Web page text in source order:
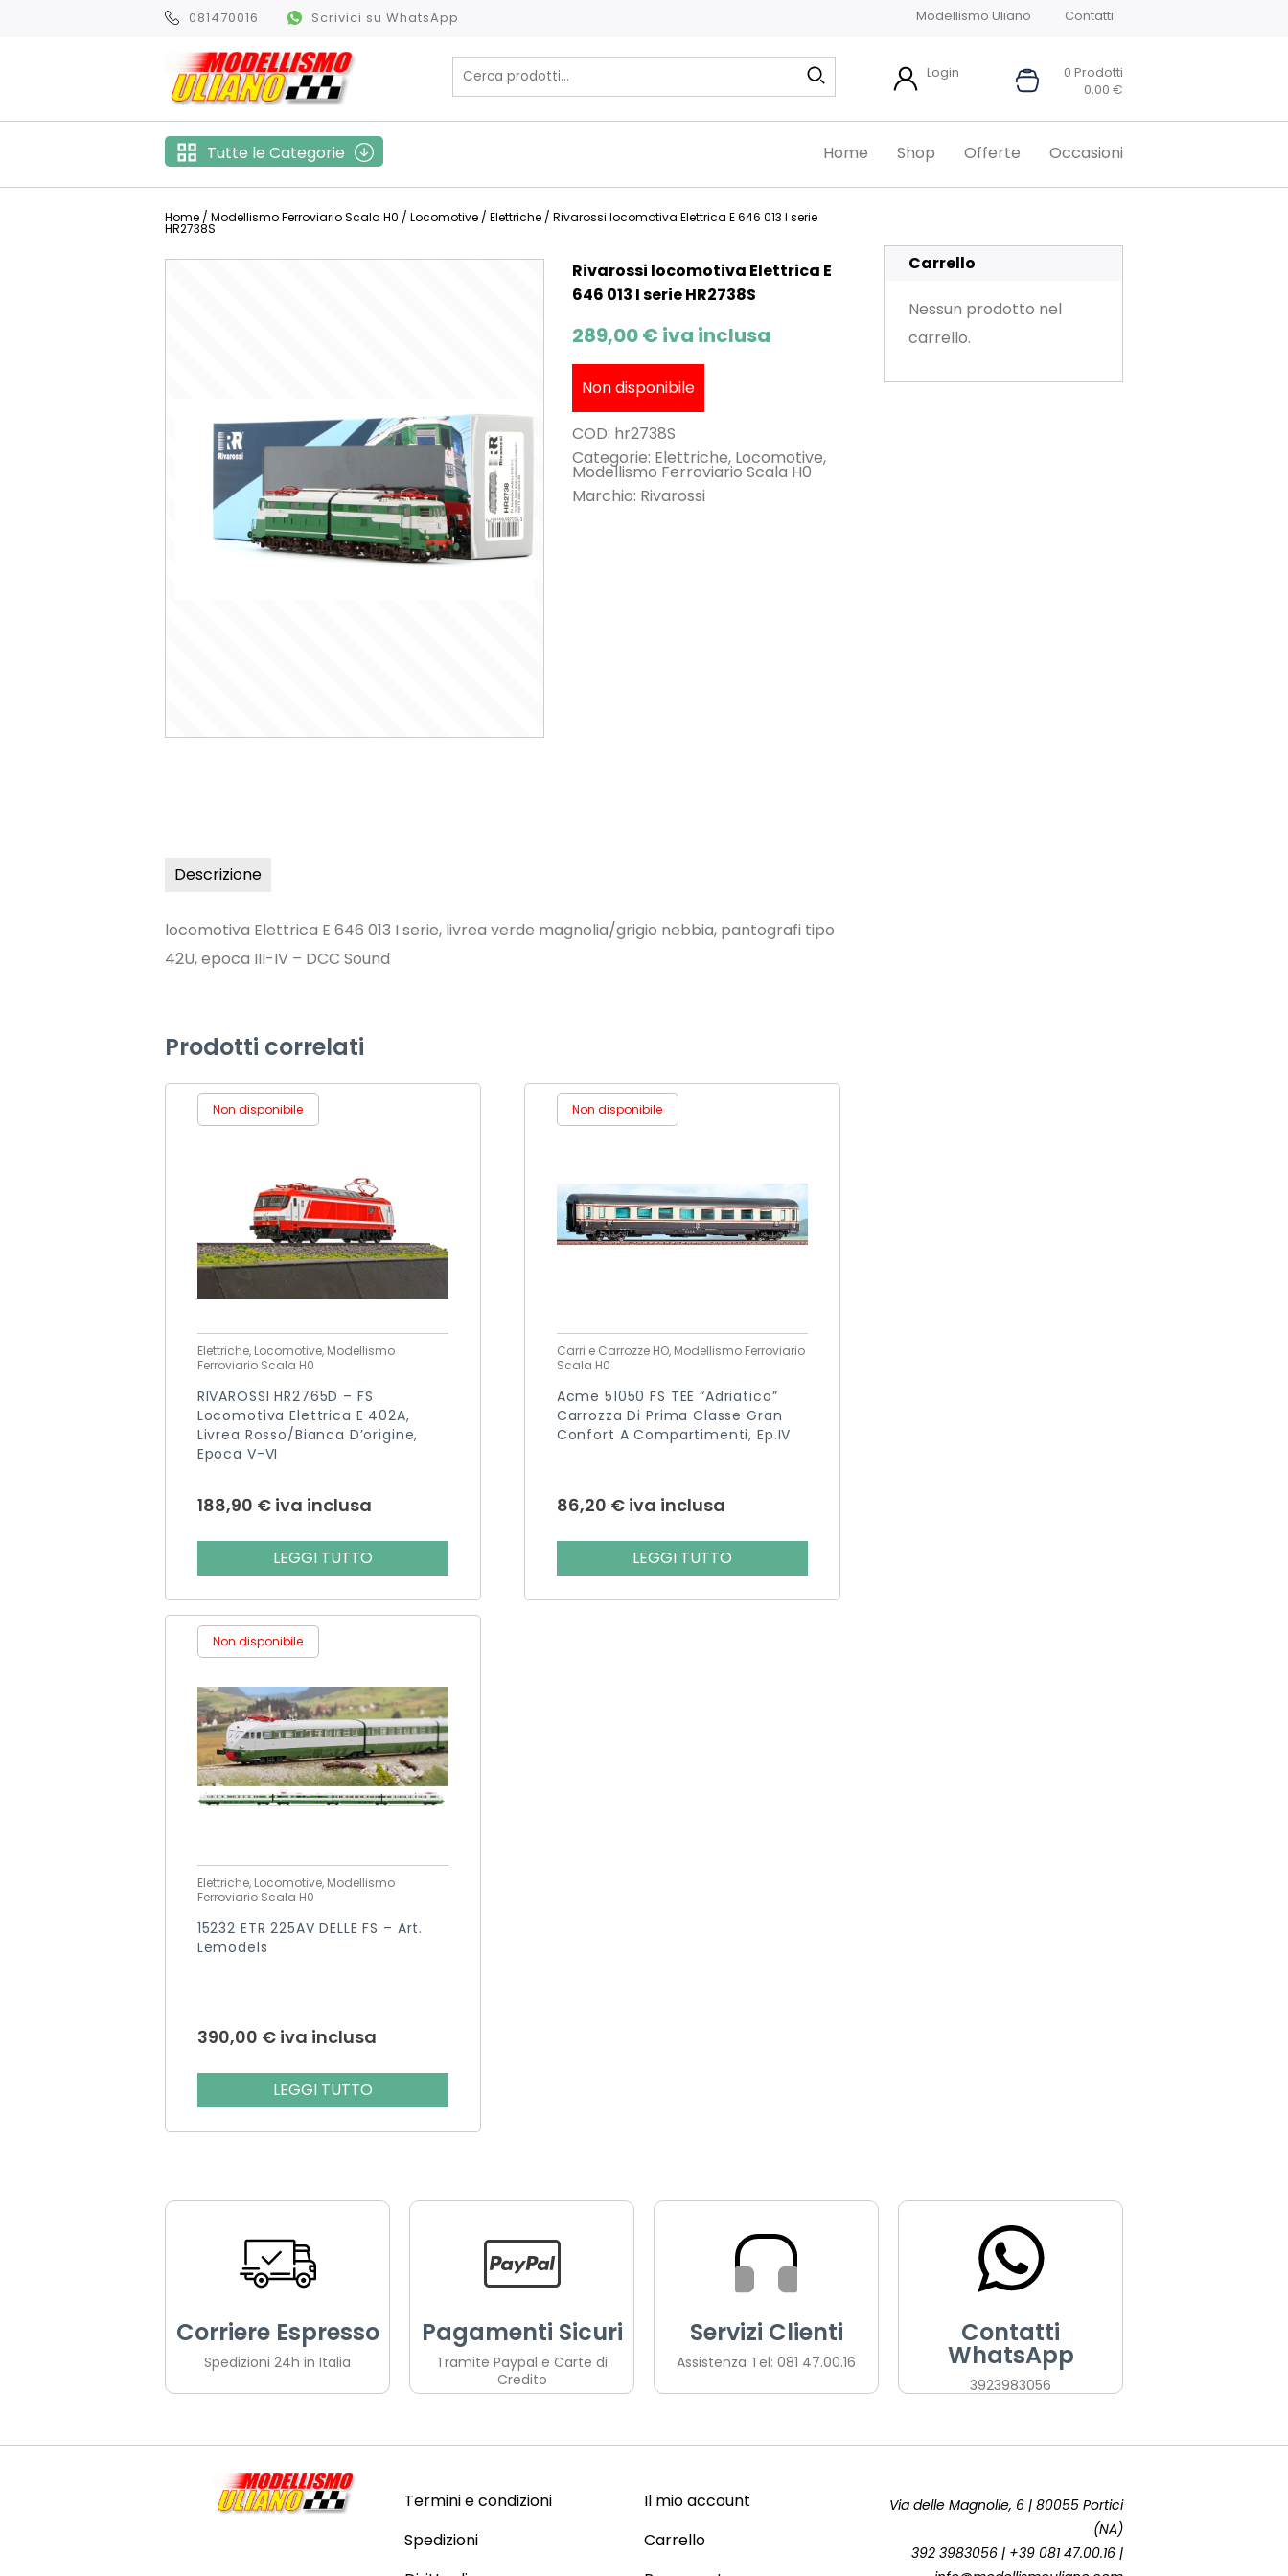
081470016 Scrivici su WhatsApp Modellismo Uliano Contatti
0 Prodotti
0,00 €
Login
Tutte le Categorie Home Shop Offerte Occasioni
Home / Modellismo Ferroviario Scala H0 / Locomotive / Elettriche / Rivarossi locomotiva Elettrica E 646 013 I serie
HR2738S
Rivarossi locomotiva Elettrica E
646 013 I serie HR2738S
289,00€ iva inclusa
Non disponibile
COD: hr2738S
Categorie: Elettriche, Locomotive,
Modellismo Ferroviario Scala H0
Marchio: Rivarossi
Descrizione
locomotiva Elettrica E 646 013 I serie, livrea verde magnolia/grigio nebbia, pantografi tipo
42U, epoca III-IV – DCC Sound
Prodotti correlati
Non disponibile
Elettriche, Locomotive, Modellismo
Ferroviario Scala H0
RIVAROSSI HR2765D – FS
Locomotiva Elettrica E 402A,
Livrea Rosso/bianca D’origine,
Epoca V-VI
188,90 € iva inclusa
LEGGI TUTTO
Non disponibile
Carri e Carrozze HO, Modellismo Ferroviario
Scala H0
Acme 51050 FS TEE “Adriatico”
Carrozza Di Prima Classe Gran
Confort A Compartimenti, Ep.IV
86,20 € iva inclusa
LEGGI TUTTO
Non disponibile
Elettriche, Locomotive, Modellismo
Ferroviario Scala H0
15232 ETR 225AV DELLE FS – Art.
Lemodels
390,00 € iva inclusa
LEGGI TUTTO
Carrello
Nessun prodotto nel
carrello.
Corriere Espresso
Spedizioni 24h in Italia
Pagamenti Sicuri
Tramite Paypal e Carte di
Credito
Servizi Clienti
Assistenza Tel: 081 47.00.16
Contatti
WhatsApp
3923983056
Termini e condizioni
Spedizioni
Il mio account
Carrello
Via delle Magnolie, 6 | 80055 Portici
(NA)
392 3983056 | +39 081 47.00.16 |